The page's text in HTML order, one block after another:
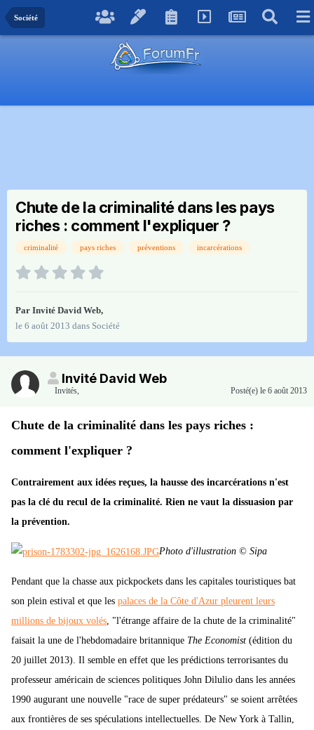
Société
Chute de la criminalité dans les pays
riches : comment l'expliquer ?
criminalité pays riches préventions incarcérations
Par Invité David Web,
le 6 août 2013 dans Société
Invité David Web
Invités, Posté(e) le 6 août 2013
Chute de la criminalité dans les pays riches :
comment l'expliquer ?
Contrairement aux idées reçues, la hausse des incarcérations n'est
pas la clé du recul de la criminalité. Rien ne vaut la dissuasion par
la prévention.
Photo d'illustration © Sipa
Pendant que la chasse aux pickpockets dans les capitales touristiques bat
son plein estival et que les palaces de la Côte d'Azur pleurent leurs
millions de bijoux volés, "l'étrange affaire de la chute de la criminalité"
faisait la une de l'hebdomadaire britannique The Economist (édition du
20 juillet 2013). Il semble en effet que les prédictions terrorisantes du
professeur américain de sciences politiques John Dilulio dans les années
1990 augurant une nouvelle "race de super prédateurs" se soient arrêtées
aux frontières de ses spéculations intellectuelles. De New York à Tallin,